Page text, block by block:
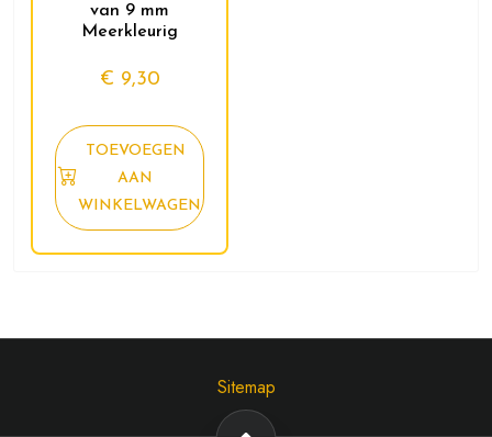
van 9 mm
Meerkleurig
€ 9,30
TOEVOEGEN
AAN
WINKELWAGEN
Sitemap